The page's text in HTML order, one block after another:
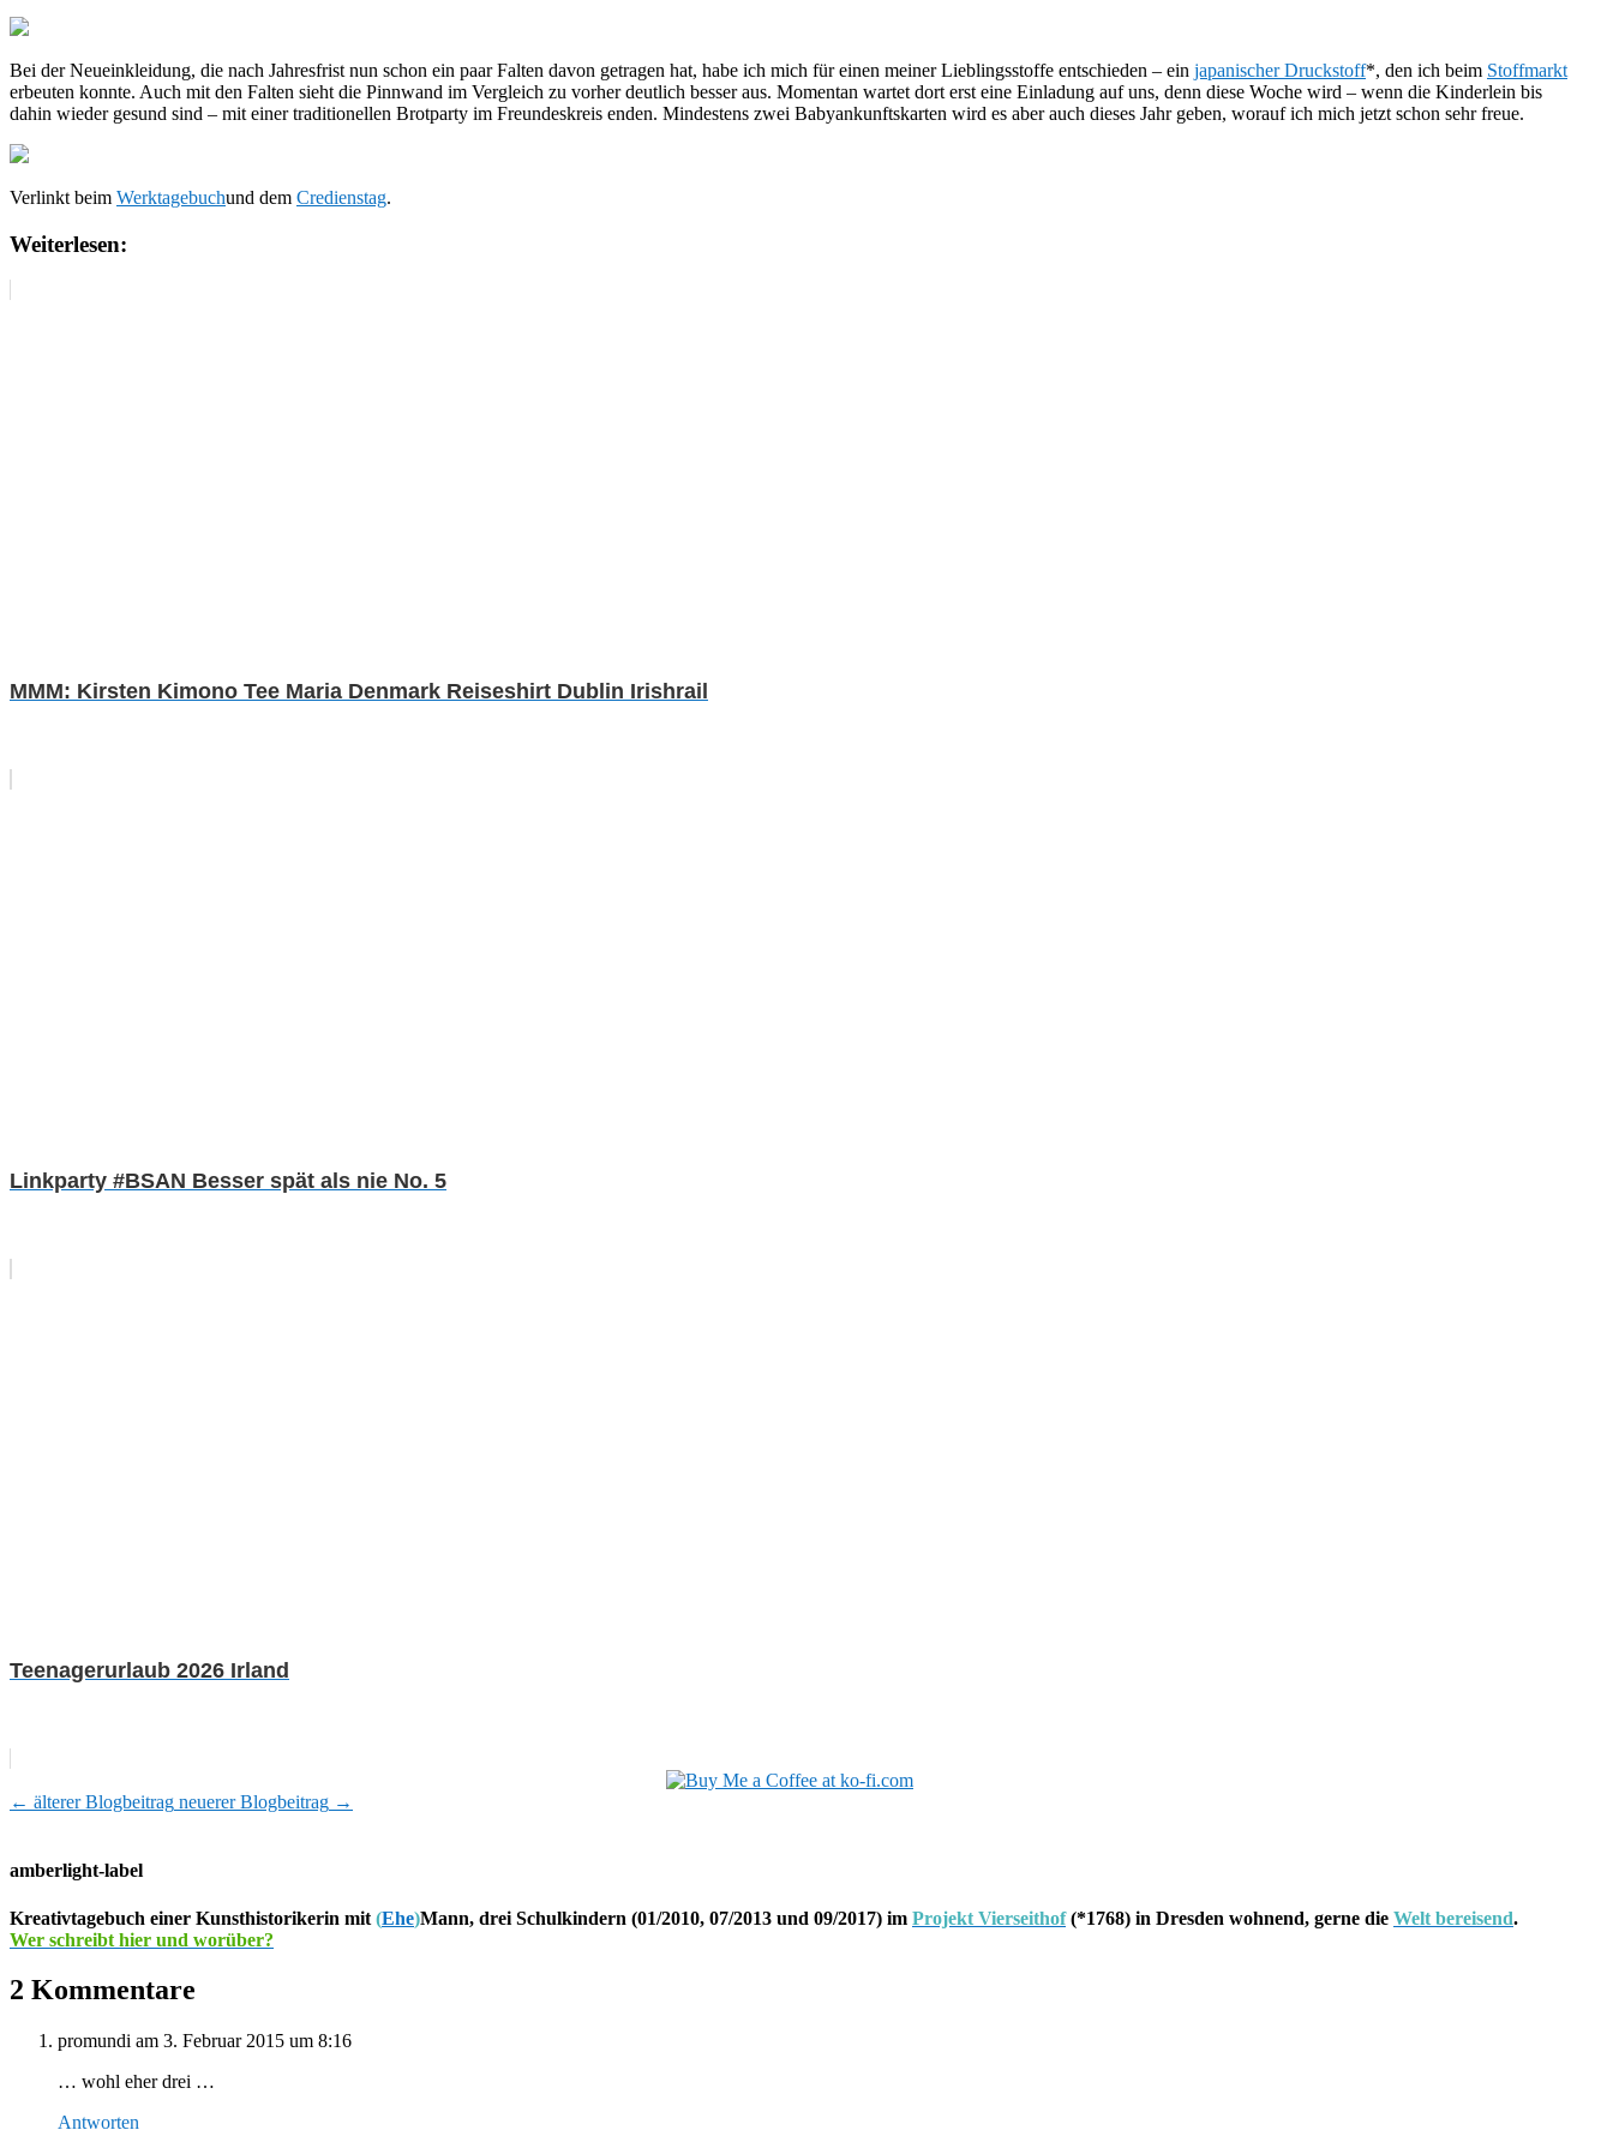
Bei der Neueinkleidung, die nach Jahresfrist nun schon ein paar Falten davon getragen hat, habe ich mich für einen meiner Lieblingsstoffe entschieden – ein japanischer Druckstoff*, den ich beim Stoffmarkt
erbeuten konnte. Auch mit den Falten sieht die Pinnwand im Vergleich zu vorher deutlich besser aus. Momentan wartet dort erst eine Einladung auf uns, denn diese Woche wird – wenn die Kinderlein bis
dahin wieder gesund sind – mit einer traditionellen Brotparty im Freundeskreis enden. Mindestens zwei Babyankunftskarten wird es aber auch dieses Jahr geben, worauf ich mich jetzt schon sehr freue.
Verlinkt beim Werktagebuchund dem Credienstag.
Weiterlesen:
MMM: Kirsten Kimono Tee Maria Denmark Reiseshirt Dublin Irishrail
Linkparty #BSAN Besser spät als nie No. 5
Teenagerurlaub 2026 Irland
← älterer Blogbeitrag neuerer Blogbeitrag →
amberlight-label
Kreativtagebuch einer Kunsthistorikerin mit (Ehe)Mann, drei Schulkindern (01/2010, 07/2013 und 09/2017) im Projekt Vierseithof(*1768) in Dresden wohnend, gerne die Welt bereisend.
Wer schreibt hier und worüber?
2 Kommentare
promundi am 3. Februar 2015 um 8:16
… wohl eher drei …
Antworten